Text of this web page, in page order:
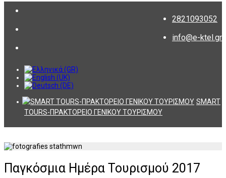
2821093052
info@e-ktel.gr
SMART
TOURS-ΠΡΑΚΤΟΡΕΙΟ ΓΕΝΙΚΟΥ ΤΟΥΡΙΣΜΟΥ
Παγκόσμια Ημέρα Τουρισμού 2017